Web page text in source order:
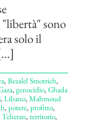
sono
solo il
,Bezalel Smotrich,
,genocidio,Ghada
,Libano,Mahmoud
,potere,profitto,
Teheran,territorio,